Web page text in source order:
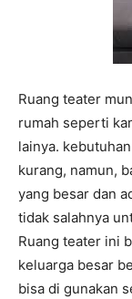
Ruang teater
rumah seperti
lainya.
kurang, namun,
yang besar dan
tidak salahnya
Ruang teater ini
keluarga besar
bisa di gunakan